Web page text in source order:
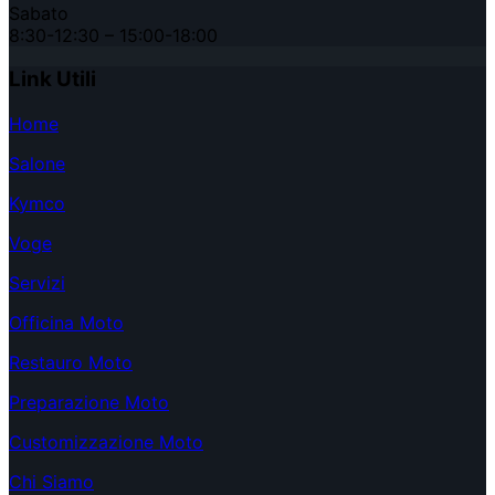
Sabato
8:30-12:30 – 15:00-18:00
Link Utili
Home
Salone
Kymco
Voge
Servizi
Officina Moto
Restauro Moto
Preparazione Moto
Customizzazione Moto
Chi Siamo